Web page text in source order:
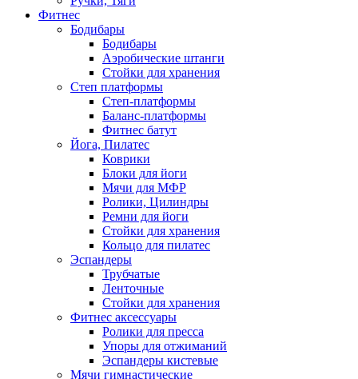
Фитнес
Бодибары
Бодибары
Аэробические штанги
Стойки для хранения
Степ платформы
Степ-платформы
Баланс-платформы
Фитнес батут
Йога, Пилатес
Коврики
Блоки для йоги
Мячи для МФР
Ролики, Цилиндры
Ремни для йоги
Стойки для хранения
Кольцо для пилатес
Эспандеры
Трубчатые
Ленточные
Стойки для хранения
Фитнес аксессуары
Ролики для пресса
Упоры для отжиманий
Эспандеры кистевые
Мячи гимнастические